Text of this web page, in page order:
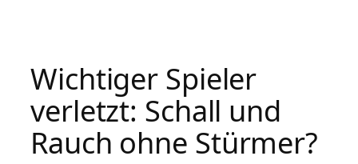
Wichtiger Spieler
verletzt: Schall und
Rauch ohne Stürmer?